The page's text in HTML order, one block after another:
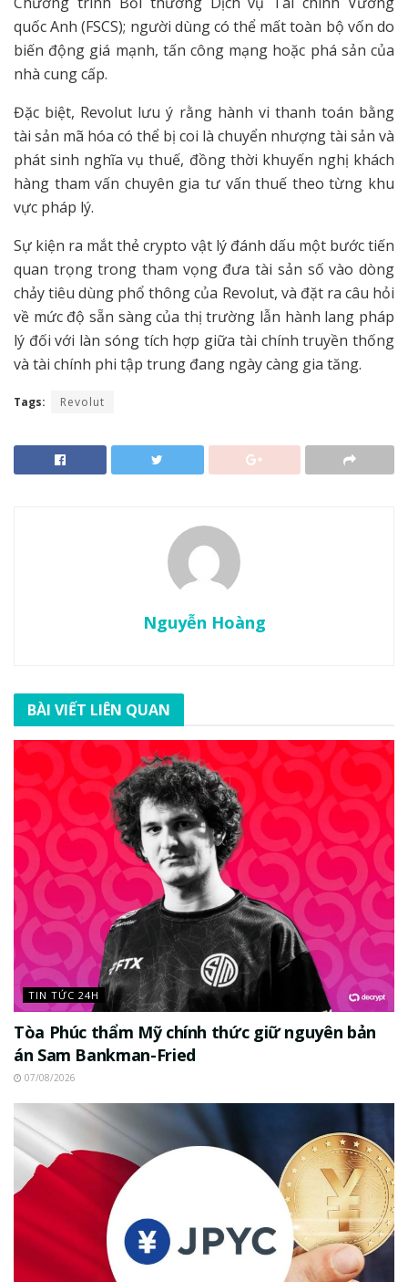
quốc Anh (FSCS); người dùng có thể mất toàn bộ vốn do
biến động giá mạnh, tấn công mạng hoặc phá sản của
nhà cung cấp.
Đặc biệt, Revolut lưu ý rằng hành vi thanh toán bằng
tài sản mã hóa có thể bị coi là chuyển nhượng tài sản và
phát sinh nghĩa vụ thuế, đồng thời khuyến nghị khách
hàng tham vấn chuyên gia tư vấn thuế theo từng khu
vực pháp lý.
Sự kiện ra mắt thẻ crypto vật lý đánh dấu một bước tiến
quan trọng trong tham vọng đưa tài sản số vào dòng
chảy tiêu dùng phổ thông của Revolut, và đặt ra câu hỏi
về mức độ sẵn sàng của thị trường lẫn hành lang pháp
lý đối với làn sóng tích hợp giữa tài chính truyền thống
và tài chính phi tập trung đang ngày càng gia tăng.
Tags: Revolut
Nguyễn Hoàng
BÀI VIẾT LIÊN QUAN
TIN TỨC 24H
Tòa Phúc thẩm Mỹ chính thức giữ nguyên bản
án Sam Bankman-Fried
07/08/2026